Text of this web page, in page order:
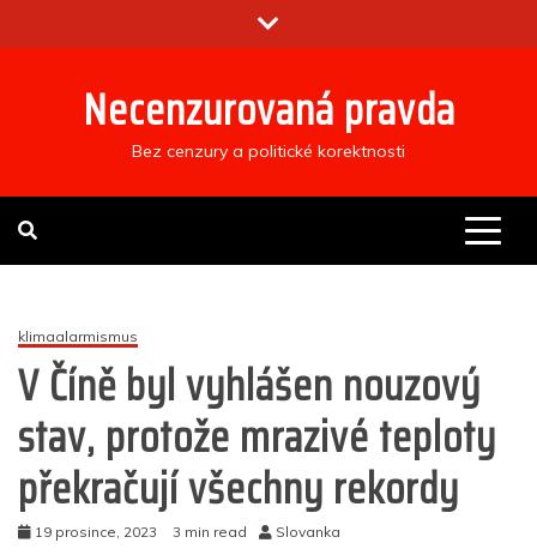
to
Necenzurovaná pravda
Bez cenzury a politické korektnosti
klimaalarmismus
V Číně byl vyhlášen nouzový
stav, protože mrazivé teploty
překračují všechny rekordy
19 prosince, 2023 3 min read Slovanka